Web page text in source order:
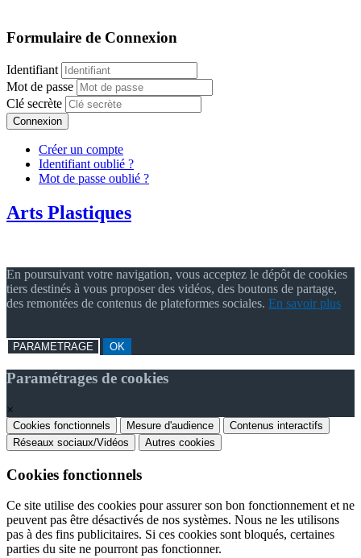
Formulaire de Connexion
Identifiant
Mot de passe
Clé secrète
Connexion
Créer un compte
Identifiant oublié ?
Mot de passe oublié ?
Arts Plastiques
En poursuivant votre navigation, vous acceptez le dépôt de cookies
tiers destinés à vous proposer des vidéos, des boutons de partage,
des remontées de contenus de plateformes sociales. En savoir plus
PARAMETRAGE OK
Paramétrages de cookies
×
Cookies fonctionnels Mesure d'audience
Contenus interactifs
Réseaux sociaux/Vidéos
Autres cookies
Cookies fonctionnels
Ce site utilise des cookies pour assurer son bon fonctionnement et ne
peuvent pas être désactivés de nos systèmes. Nous ne les utilisons
pas à des fins publicitaires. Si ces cookies sont bloqués, certaines
parties du site ne pourront pas fonctionner.